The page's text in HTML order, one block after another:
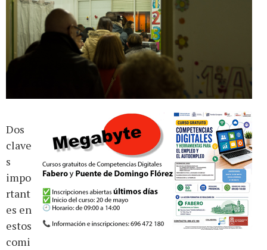
Dos
clave
s
impo
rtant
es en
estos
comi